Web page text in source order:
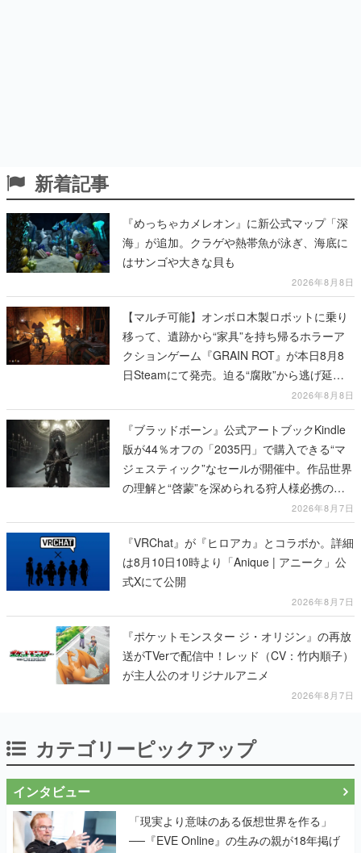
新着記事
『めっちゃカメレオン』に新公式マップ「深
海」が追加。クラゲや熱帯魚が泳ぎ、海底に
はサンゴや大きな貝も
2026年8月8日
【マルチ可能】オンボロ木製ロボットに乗り
移って、遺跡から“家具”を持ち帰るホラーア
クションゲーム『GRAIN ROT』が本日8月8
日Steamにて発売。迫る“腐敗”から逃げ延
2026年8月8日
『ブラッドボーン』公式アートブックKindle
版が44％オフの「2035円」で購入できる“マ
ジェスティック”なセールが開催中。作品世界
の理解と“啓蒙”を深められる狩人様必携の一
2026年8月7日
『VRChat』が『ヒロアカ』とコラボか。詳細
は8月10日10時より「Anique | アニーク」公
式Xにて公開
2026年8月7日
『ポケットモンスター ジ・オリジン』の再放
送がTVerで配信中！レッド（CV：竹内順子）
が主人公のオリジナルアニメ
2026年8月7日
カテゴリーピックアップ
インタビュー
「現実より意味のある仮想世界を作る」
──『EVE Online』の生みの親が18年掲げ